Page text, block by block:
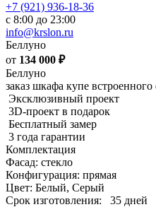
+7 (921) 936-18-36
с 8:00 до 23:00
info@krslon.ru
Беллуно
от 134 000 ₽
Беллуно
заказ шкафа купе встроенного
Эксклюзивный проект
3D-проект в подарок
Бесплатный замер
3 года гарантии
Комплектация
Фасад: стекло
Конфигурация: прямая
Цвет: Белый, Серый
Срок изготовления:
35 дней